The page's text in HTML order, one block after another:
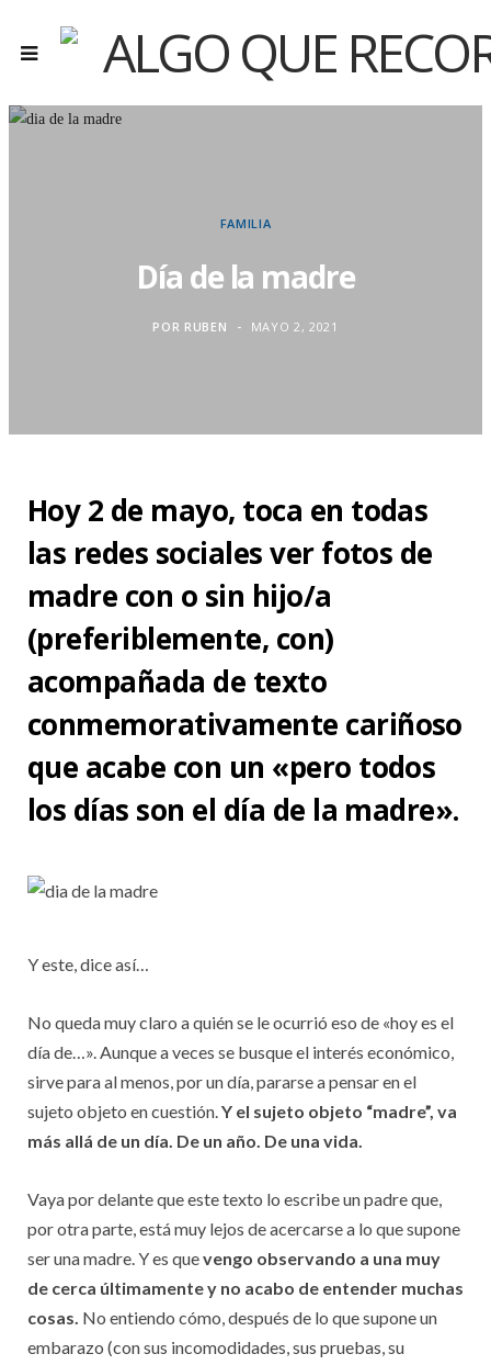
FAMILIA
Día de la madre
POR RUBEN MAYO 2, 2021
Hoy 2 de mayo, toca en todas
las redes sociales ver fotos de
madre con o sin hijo/a
(preferiblemente, con)
acompañada de texto
conmemorativamente cariñoso
que acabe con un «pero todos
los días son el día de la madre».
Y este, dice así…
No queda muy claro a quién se le ocurrió eso de «hoy es el
día de…». Aunque a veces se busque el interés económico,
sirve para al menos, por un día, pararse a pensar en el
sujeto objeto en cuestión.Y el sujeto objeto “madre”, va
más allá de un día. De un año. De una vida.
Vaya por delante que este texto lo escribe un padre que,
por otra parte, está muy lejos de acercarse a lo que supone
ser una madre. Y es quevengo observando a una muy
de cerca últimamente y no acabo de entender muchas
cosas. No entiendo cómo, después de lo que supone un
embarazo (con sus incomodidades, sus pruebas, su